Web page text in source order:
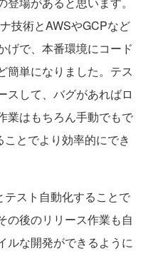
技術とAWSやGCPなど
げで、本番環境にコード
簡単になりました。テス
スして、バグがあればロ
業はもちろん手動でもで
とでより効率的にでき
スト自動化することで
の後のリリース作業も自
ルな開発ができるように